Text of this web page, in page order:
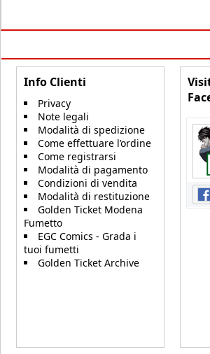
Info Clienti
Privacy
Note legali
Modalità di spedizione
Come effettuare l’ordine
Come registrarsi
Modalità di pagamento
Condizioni di vendita
Modalità di restituzione
Golden Ticket Modena
Fumetto
EGC Comics - Grada i
tuoi fumetti
Golden Ticket Archive